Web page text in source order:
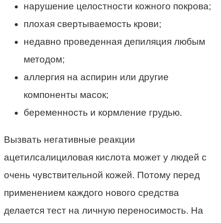
нарушение целостности кожного покрова;
плохая свертываемость крови;
недавно проведенная депиляция любым
методом;
аллергия на аспирин или другие
компоненты масок;
беременность и кормление грудью.
Вызвать негативные реакции
ацетилсалициловая кислота может у людей с
очень чувствительной кожей. Потому перед
применением каждого нового средства
делается тест на личную переносимость. На